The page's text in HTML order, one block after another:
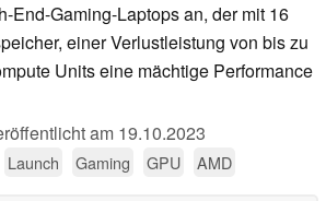
End-Gaming-Laptops an, der mit 16
einer Verlustleistung von bis zu
Units eine mächtige Performance
am 19.10.2023
Launch Gaming GPU AMD